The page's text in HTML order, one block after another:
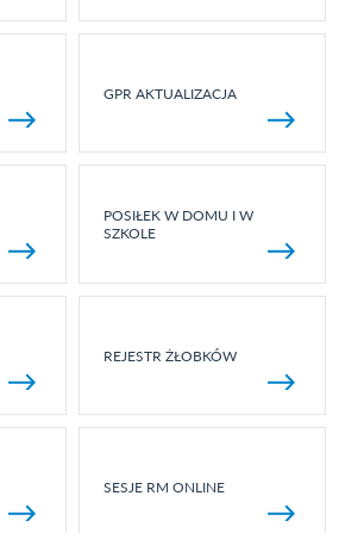
GPR AKTUALIZACJA
POSIŁEK W DOMU I W
SZKOLE
REJESTR ŻŁOBKÓW
SESJE RM ONLINE